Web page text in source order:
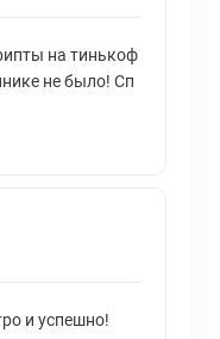
на тинькоф
не было! Сп
и успешно!